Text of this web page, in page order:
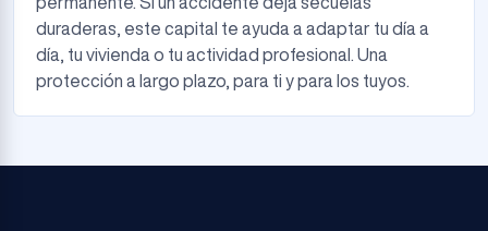
duraderas, este capital te ayuda a adaptar tu día a
día, tu vivienda o tu actividad profesional. Una
protección a largo plazo, para ti y para los tuyos.